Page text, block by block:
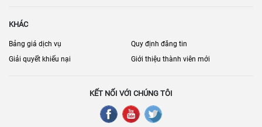
KHÁC
Bảng giá dịch vụ
Quy định đăng tin
Giải quyết khiếu nại
Giới thiệu thành viên mới
KẾT NỐI VỚI CHÚNG TÔI